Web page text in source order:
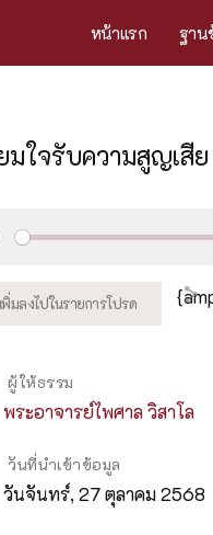
หน้าแรก ฐาน
มใจรับความสูญเสีย
ผู้ให้ธรรม
พระอาจารย์ไพศาล วิสาโล
วันที่นำเข้าข้อมูล
วันจันทร์, 27 ตุลาคม 2568